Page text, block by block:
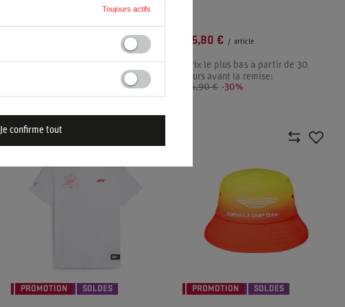
Prix normal:76,40 € -50%
25,80 € / article
Prix le plus bas à partir de 30
jours avant la remise:
36,90 € -30%
PROMOTION SOLDES PROMOTION SOLDES
Toujours actifs
Je confirme tout